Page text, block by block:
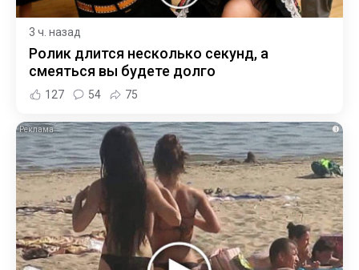
3 ч. назад
Ролик длится несколько секунд, а
смеяться вы будете долго
127 54 75
i